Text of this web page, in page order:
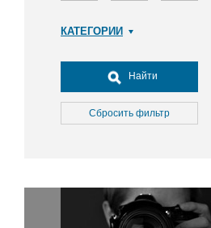
КАТЕГОРИИ
Досуг, туризм и отдых
Культура
Медицина
Окружающая среда
Политика
Найти
Сбросить фильтр